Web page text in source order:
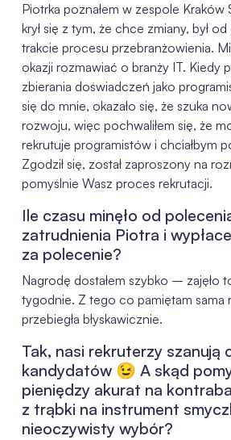
Piotrka poznałem w zespole Kraków
krył się z tym, że chce zmiany, był
trakcie procesu przebranżowienia.
okazji rozmawiać o branży IT. Kiedy
zbierania doświadczeń jako
się do mnie, okazało się, że szuka
rozwoju, więc pochwaliłem się, że
rekrutuje programistów i chciałbym
Zgodził się, został zaproszony na
pomyślnie Wasz proces rekrutacji.
Ile czasu minęło od
zatrudnienia Piotra i
za polecenie?
Nagrodę dostałem szybko – zajęło
tygodnie. Z tego co pamiętam sama
przebiegła błyskawicznie.
Tak, nasi rekruterzy szanują
kandydatów 😉 A skąd
pieniędzy akurat na
z trąbki na instrument
nieoczywisty wybór?